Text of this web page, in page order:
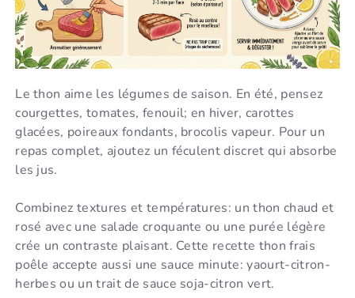
Le thon aime les légumes de saison. En été, pensez
courgettes, tomates, fenouil; en hiver, carottes
glacées, poireaux fondants, brocolis vapeur. Pour un
repas complet, ajoutez un féculent discret qui absorbe
les jus.
Combinez textures et températures: un thon chaud et
rosé avec une salade croquante ou une purée légère
crée un contraste plaisant. Cette recette thon frais
poêle accepte aussi une sauce minute: yaourt-citron-
herbes ou un trait de sauce soja-citron vert.